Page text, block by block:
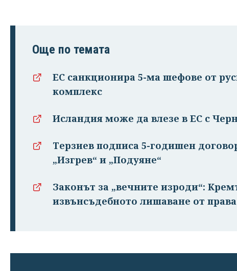
Още по темата
ЕС санкционира 5-ма шефове от
комплекс
Исландия може да влезе в ЕС с
Терзиев подписа 5-годишен
„Изгрев“ и „Подуяне“
Законът за „вечните изроди“:
извънсъдебното лишаване от права